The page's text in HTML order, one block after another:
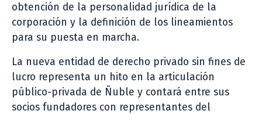
obtención de la personalidad jurídica de la
corporación y la definición de los lineamientos
para su puesta en marcha.
La nueva entidad de derecho privado sin fines de
lucro representa un hito en la articulación
público-privada de Ñuble y contará entre sus
socios fundadores con representantes del